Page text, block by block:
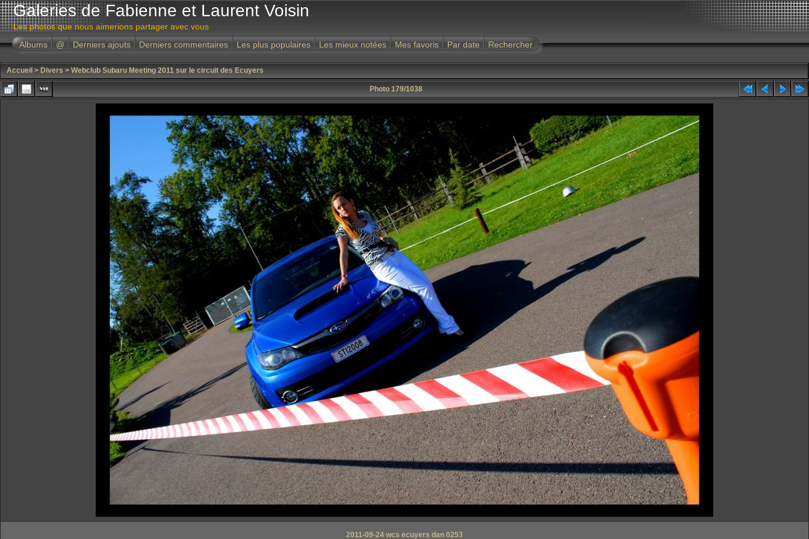
Galeries de Fabienne et Laurent Voisin
Les photos que nous aimerions partager avec vous
Albums
@ Derniers ajouts Derniers commentaires Les plus populaires Les mieux notées Mes favoris Par date Rechercher
Accueil > Divers > Webclub Subaru Meeting 2011 sur le circuit des Ecuyers
Photo 179/1038
2011-09-24 wcs ecuyers dan 0253